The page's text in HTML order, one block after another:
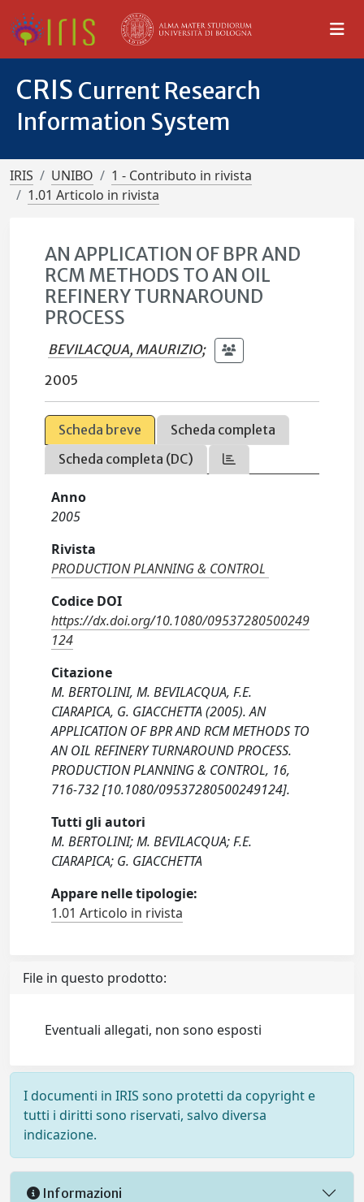
CRIS Current Research
Information System
IRIS UNIBO
1 - Contributo in rivista
1.01 Articolo in rivista
AN APPLICATION OF BPR AND
RCM METHODS TO AN OIL
REFINERY TURNAROUND
PROCESS
BEVILACQUA, MAURIZIO;
2005
Scheda breve
Scheda completa
Scheda completa (DC)
Anno
2005
Rivista
PRODUCTION PLANNING & CONTROL
Codice DOI
https://dx.doi.org/10.1080/09537280500249
124
Citazione
M. BERTOLINI, M. BEVILACQUA, F.E.
CIARAPICA, G. GIACCHETTA (2005). AN
APPLICATION OF BPR AND RCM METHODS TO
AN OIL REFINERY TURNAROUND PROCESS.
PRODUCTION PLANNING & CONTROL, 16,
716-732 [10.1080/09537280500249124].
Tutti gli autori
M. BERTOLINI; M. BEVILACQUA; F.E.
CIARAPICA; G. GIACCHETTA
Appare nelle tipologie:
1.01 Articolo in rivista
File in questo prodotto:
Eventuali allegati, non sono esposti
I documenti in IRIS sono protetti da copyright e
tutti i diritti sono riservati, salvo diversa
indicazione.
Informazioni